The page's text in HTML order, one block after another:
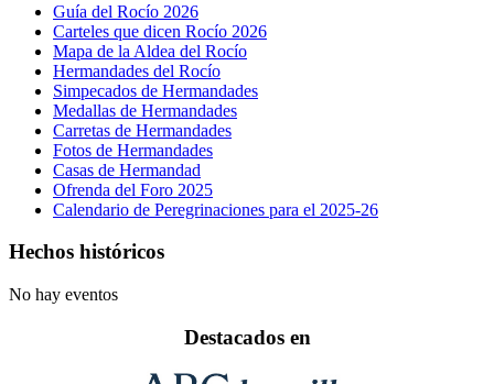
Guía del Rocío 2026
Carteles que dicen Rocío 2026
Mapa de la Aldea del Rocío
Hermandades del Rocío
Simpecados de Hermandades
Medallas de Hermandades
Carretas de Hermandades
Fotos de Hermandades
Casas de Hermandad
Ofrenda del Foro 2025
Calendario de Peregrinaciones para el 2025-26
Hechos históricos
No hay eventos
Destacados en